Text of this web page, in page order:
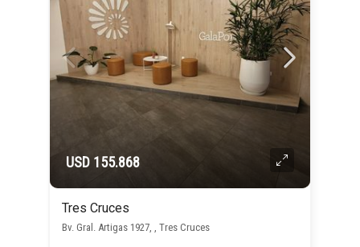
USD 155.868
Tres Cruces
Bv. Gral. Artigas 1927, , Tres Cruces